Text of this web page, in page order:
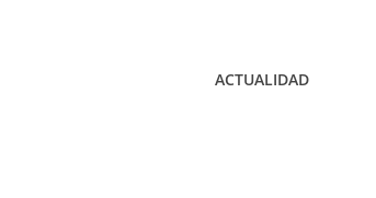
ACTUALIDAD